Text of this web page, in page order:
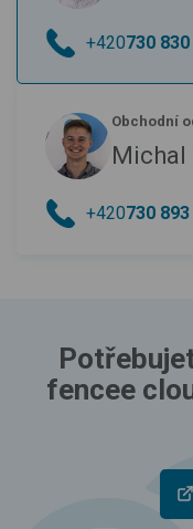
+420730
Obchodní
Michal
+420730
fencee